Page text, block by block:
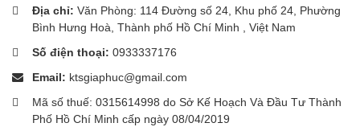
Địa chỉ: Văn Phòng: 114 Đường số 24, Khu phố 24, Phường
Bình Hưng Hoà, Thành phố Hồ Chí Minh , Việt Nam
Số điện thoại: 0933337176
Email: ktsgiaphuc@gmail.com
Mã số thuế: 0315614998 do Sở Kế Hoạch Và Đầu Tư Thành
Phố Hồ Chí Minh cấp ngày 08/04/2019